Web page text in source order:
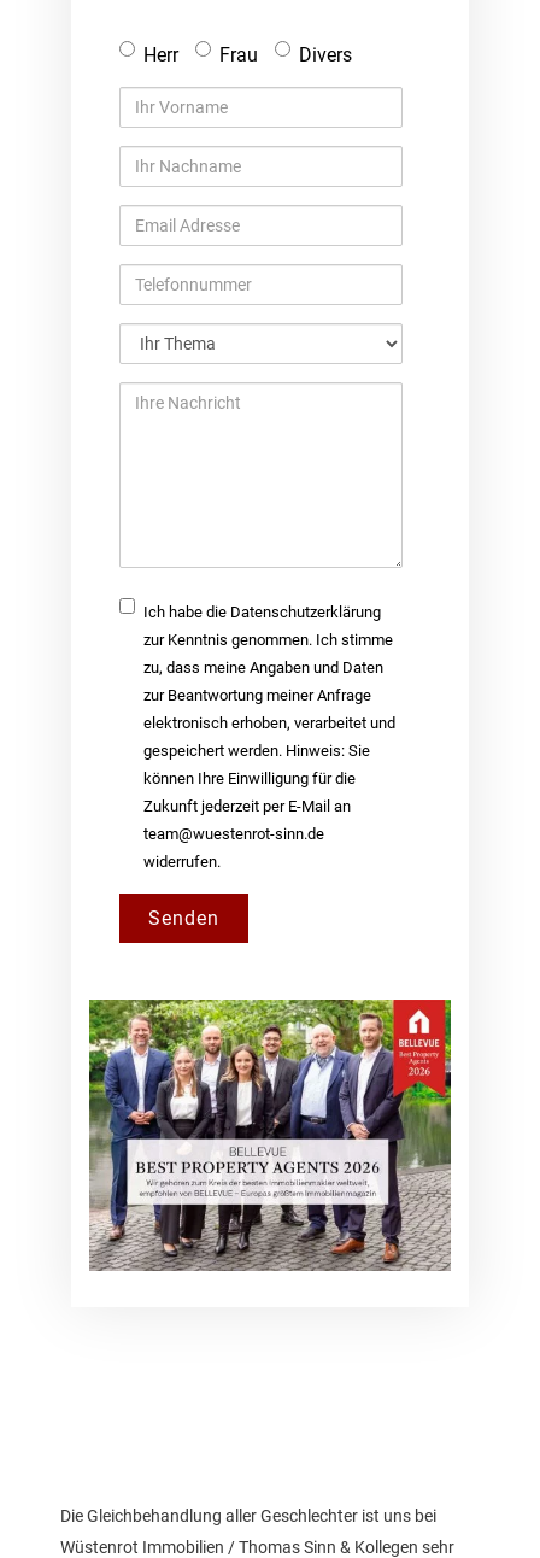
Anrede
Herr Frau
Divers
Ihr
Vorname
Ihr
Nachname
Email
Adresse
Telefonnummer
Ihr
Thema
Ihre
Checkbox
Ich habe die Datenschutzerklärung
zur Kenntnis genommen. Ich stimme
zu, dass meine Angaben und Daten
zur Beantwortung meiner Anfrage
elektronisch erhoben, verarbeitet und
gespeichert werden. Hinweis: Sie
können Ihre Einwilligung für die
Zukunft jederzeit per E-Mail an
team@wuestenrot-sinn.de
widerrufen.
Die Gleichbehandlung aller Geschlechter ist uns bei
Wüstenrot Immobilien / Thomas Sinn & Kollegen sehr